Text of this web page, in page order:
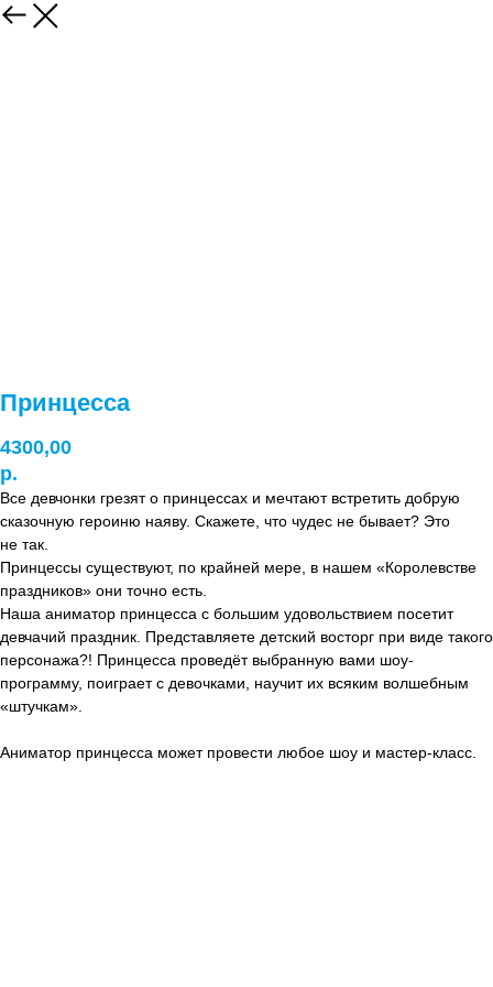
Принцесса
4300,00
р.
Все девчонки грезят о принцессах и мечтают встретить добрую
сказочную героиню наяву. Скажете, что чудес не бывает? Это
не так.
Принцессы существуют, по крайней мере, в нашем «Королевстве
праздников» они точно есть.
Наша аниматор принцесса с большим удовольствием посетит
девчачий праздник. Представляете детский восторг при виде такого
персонажа?! Принцесса проведёт выбранную вами шоу-
программу, поиграет с девочками, научит их всяким волшебным
«штучкам».
Аниматор принцесса может провести любое шоу и мастер-класс.